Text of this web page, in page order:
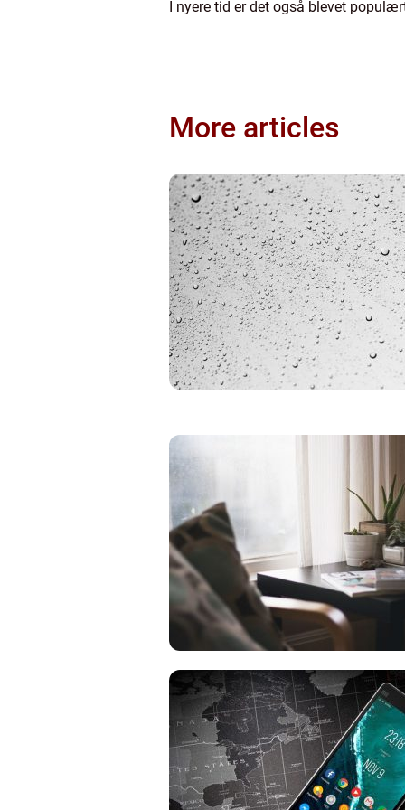
I nyere tid er det også blevet
More articles